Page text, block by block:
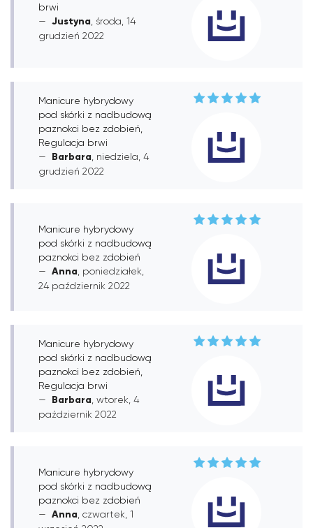
brwi
Justyna , środa, 14
grudzień 2022
Manicure hybrydowy
pod skórki z nadbudową
paznokci bez zdobień,
Regulacja brwi
Barbara , niedziela, 4
grudzień 2022
Manicure hybrydowy
pod skórki z nadbudową
paznokci bez zdobień
Anna , poniedziałek,
24 październik 2022
Manicure hybrydowy
pod skórki z nadbudową
paznokci bez zdobień,
Regulacja brwi
Barbara , wtorek, 4
październik 2022
Manicure hybrydowy
pod skórki z nadbudową
paznokci bez zdobień
Anna , czwartek, 1